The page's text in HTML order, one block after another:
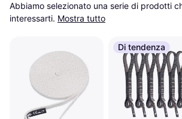
Abbiamo selezionato una serie di prodotti
interessarti. Mostra tutto
Di tendenza